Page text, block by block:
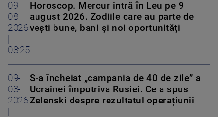
09-
08-
2026
08:25
Horoscop. Mercur intră în Leu pe 9
august 2026. Zodiile care au parte de
vești bune, bani și noi oportunități
09-
08-
2026
S-a încheiat „campania de 40 de zile” a
Ucrainei împotriva Rusiei. Ce a spus
Zelenski despre rezultatul operațiunii